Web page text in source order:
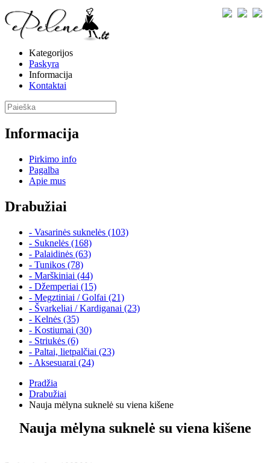
Kategorijos
Paskyra
Informacija
Kontaktai
Informacija
Pirkimo info
Pagalba
Apie mus
Drabužiai
- Vasarinės suknelės (103)
- Suknelės (168)
- Palaidinės (63)
- Tunikos (78)
- Marškiniai (44)
- Džemperiai (15)
- Megztiniai / Golfai (21)
- Švarkeliai / Kardiganai (23)
- Kelnės (35)
- Kostiumai (30)
- Striukės (6)
- Paltai, lietpalčiai (23)
- Aksesuarai (24)
Pradžia
Drabužiai
Nauja mėlyna suknelė su viena kišene
Nauja mėlyna suknelė su viena kišene